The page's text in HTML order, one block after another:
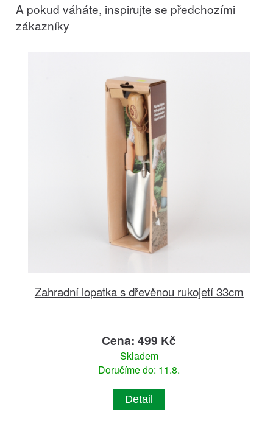
A pokud váháte, inspirujte se předchozími
zákazníky
Zahradní lopatka s dřevěnou rukojetí 33cm
Cena: 499 Kč
Skladem
Doručíme do: 11.8.
Detail